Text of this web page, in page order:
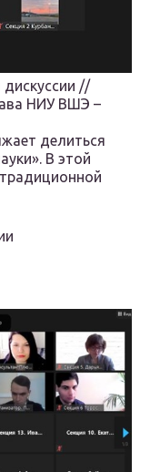
//
НИУ ВШЭ –
делиться
В этой